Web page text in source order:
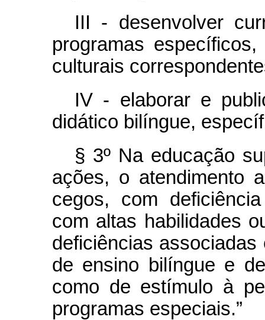
III - desenvolver
programas
culturais
IV - elaborar e
didático bilíngue,
§ 3º Na educação
ações, o atendimento
cegos, com
com altas habilidades
deficiências
de ensino bilíngue e
como de estímulo à
programas especiais.”